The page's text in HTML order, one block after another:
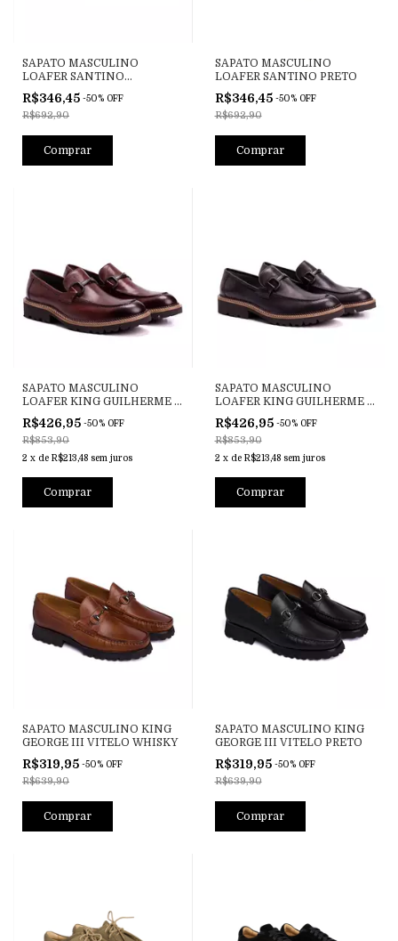
SAPATO MASCULINO
LOAFER SANTINO
CONHAQUE
R$346,45 -50% OFF
R$692,90
Comprar
SAPATO MASCULINO
LOAFER SANTINO PRETO
R$346,45 -50% OFF
R$692,90
Comprar
SAPATO MASCULINO
LOAFER KING GUILHERME I
HAVANA
R$426,95 -50% OFF
R$853,90
2 x de R$213,48 sem juros
Comprar
SAPATO MASCULINO
LOAFER KING GUILHERME I
PRETO
R$426,95 -50% OFF
R$853,90
2 x de R$213,48 sem juros
Comprar
SAPATO MASCULINO KING
GEORGE III VITELO WHISKY
R$319,95 -50% OFF
R$639,90
Comprar
SAPATO MASCULINO KING
GEORGE III VITELO PRETO
R$319,95 -50% OFF
R$639,90
Comprar